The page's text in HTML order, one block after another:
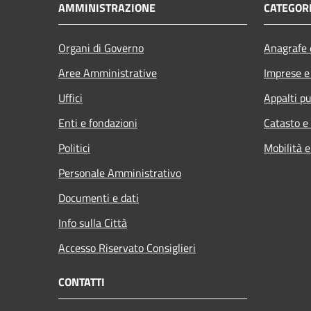
AMMINISTRAZIONE
Organi di Governo
Aree Amministrative
Uffici
Enti e fondazioni
Politici
Personale Amministrativo
Documenti e dati
Info sulla Città
Accesso Riservato Consiglieri
Imprese
Appalti
Catasto
Mobilità
CONTATTI